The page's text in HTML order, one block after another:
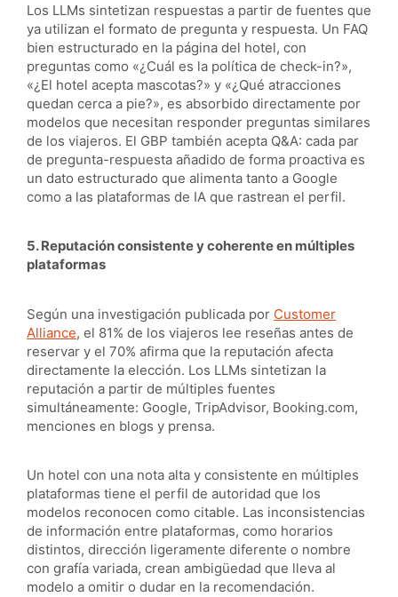
Los LLMs sintetizan respuestas a partir de fuentes que
ya utilizan el formato de pregunta y respuesta. Un FAQ
bien estructurado en la página del hotel, con
preguntas como «¿Cuál es la política de check-in?»,
«¿El hotel acepta mascotas?» y «¿Qué atracciones
quedan cerca a pie?», es absorbido directamente por
modelos que necesitan responder preguntas similares
de los viajeros. El GBP también acepta Q&A: cada par
de pregunta-respuesta añadido de forma proactiva es
un dato estructurado que alimenta tanto a Google
como a las plataformas de IA que rastrean el perfil.
5. Reputación consistente y coherente en múltiples
plataformas
Según una investigación publicada por Customer
Alliance, el 81% de los viajeros lee reseñas antes de
reservar y el 70% afirma que la reputación afecta
directamente la elección. Los LLMs sintetizan la
reputación a partir de múltiples fuentes
simultáneamente: Google, TripAdvisor, Booking.com,
menciones en blogs y prensa.
Un hotel con una nota alta y consistente en múltiples
plataformas tiene el perfil de autoridad que los
modelos reconocen como citable. Las inconsistencias
de información entre plataformas, como horarios
distintos, dirección ligeramente diferente o nombre
con grafía variada, crean ambigüedad que lleva al
modelo a omitir o dudar en la recomendación.